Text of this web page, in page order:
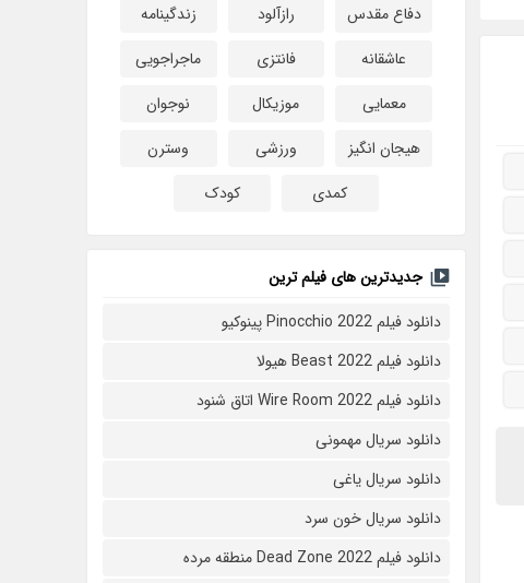
دفاع مقدس
رازآلود
زندگینامه
عاشقانه
فانتزی
ماجراجویی
معمایی
موزیکال
نوجوان
هیجان انگیز
ورزشی
وسترن
کمدی
کودک
جدیدترین های فیلم ترین
دانلود فیلم Pinocchio 2022 پینوکیو
دانلود فیلم Beast 2022 هیولا
دانلود فیلم Wire Room 2022 اتاق شنود
دانلود سریال مهمونی
دانلود سریال یاغی
دانلود سریال خون سرد
دانلود فیلم 2022 Dead Zone منطقه مرده